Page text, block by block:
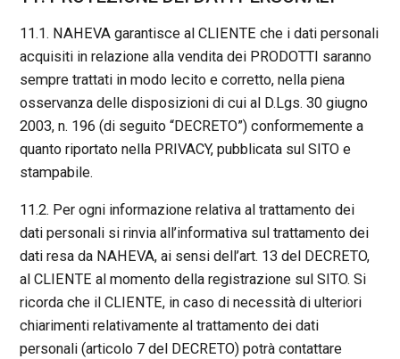
11.1. NAHEVA garantisce al CLIENTE che i dati personali
acquisiti in relazione alla vendita dei PRODOTTI saranno
sempre trattati in modo lecito e corretto, nella piena
osservanza delle disposizioni di cui al D.Lgs. 30 giugno
2003, n. 196 (di seguito “DECRETO”) conformemente a
quanto riportato nella PRIVACY, pubblicata sul SITO e
stampabile.
11.2. Per ogni informazione relativa al trattamento dei
dati personali si rinvia all’informativa sul trattamento dei
dati resa da NAHEVA, ai sensi dell’art. 13 del DECRETO,
al CLIENTE al momento della registrazione sul SITO. Si
ricorda che il CLIENTE, in caso di necessità di ulteriori
chiarimenti relativamente al trattamento dei dati
personali (articolo 7 del DECRETO) potrà contattare